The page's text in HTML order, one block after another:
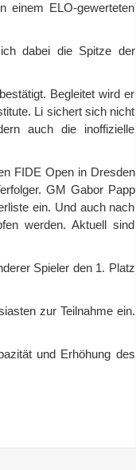
einem ELO-gewerteten
dabei die Spitze der
Begleitet wird er
Li sichert sich nicht
auch die inoffizielle
FIDE Open in Dresden
GM Gabor Papp
ein. Und auch nach
werden. Aktuell sind
Spieler den 1. Platz
zur Teilnahme ein.
und Erhöhung des